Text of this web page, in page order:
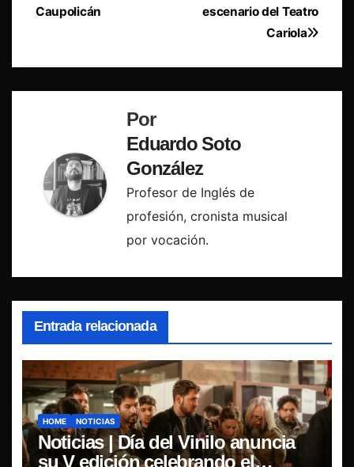
escenario del Teatro
Cariola
Caupolicán
Por
Eduardo Soto
González
Profesor de Inglés de
profesión, cronista musical
por vocación.
Entrada relacionada
HOME NOTICIAS
Noticias | Día del Vinilo anuncia
su V edición celebrando el